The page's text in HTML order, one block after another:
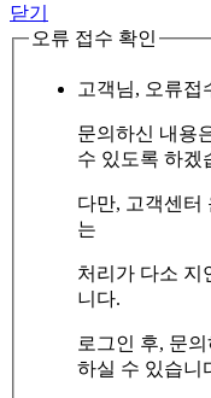
닫기
오류 접수 확인
고객님, 오류접
문의하신 내용
수 있도록 하겠
다만, 고객센터
는
처리가 다소 지
니다.
로그인 후, 문
하실 수 있습니